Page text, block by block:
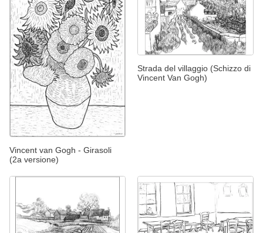
Vincent van Gogh - Girasoli
(2a versione)
Strada del villaggio (Schizzo di
Vincent Van Gogh)